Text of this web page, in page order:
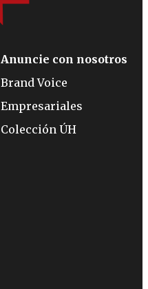
Anuncie con nosotros
Brand Voice
Empresariales
Colección ÚH